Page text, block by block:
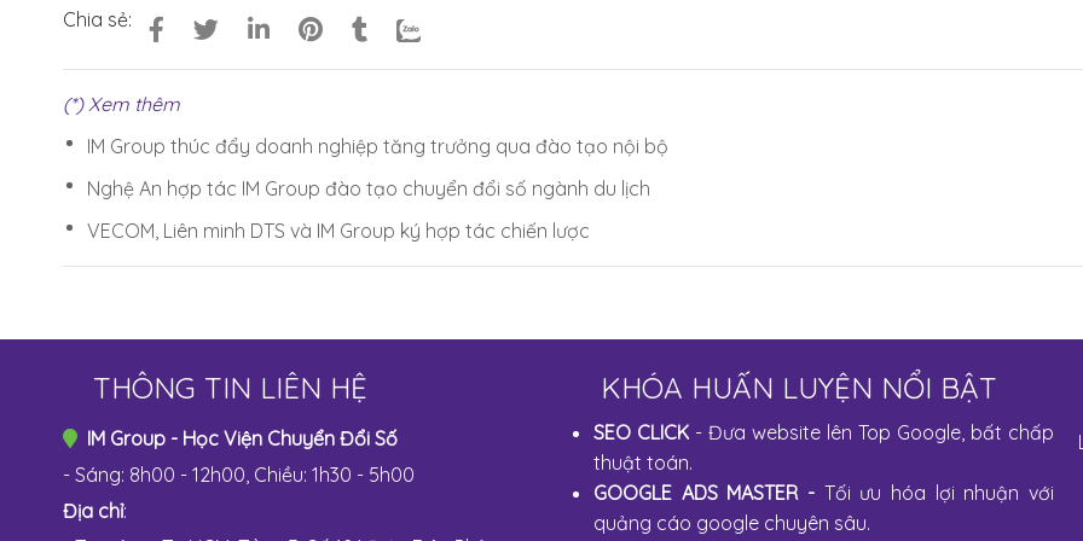
THÔNG TIN LIÊN HỆ
IM Group - Học Viện Chuyển Đổi Số
- Sáng: 8h00 - 12h00, Chiều: 1h30 - 5h00
Địa chỉ:
KHÓA HUẤN LUYỆN NỔI BẬT
SEO CLICK - Đưa website lên Top Google, bất chấp
thuật toán.
GOOGLE ADS MASTER - Tối ưu hóa lợi nhuận với
quảng cáo google chuyên sâu.
Chia sẻ:
(*) Xem thêm
IM Group thúc đẩy doanh nghiệp tăng trưởng qua đào tạo nội bộ
Nghệ An hợp tác IM Group đào tạo chuyển đổi số ngành du lịch
VECOM, Liên minh DTS và IM Group ký hợp tác chiến lược